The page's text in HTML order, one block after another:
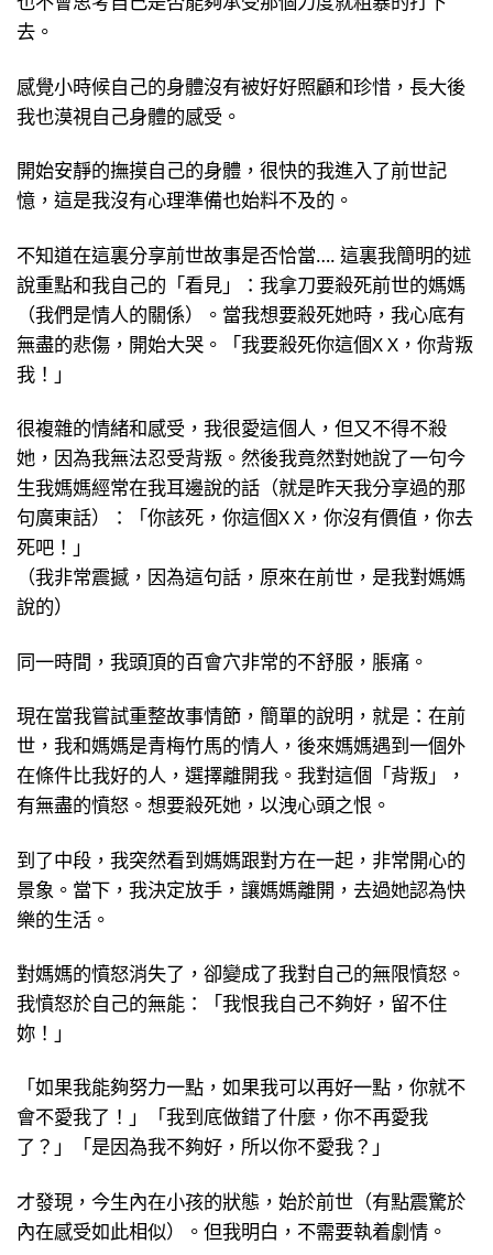
去。
感覺小時候自己的身體沒有被好好照顧和珍惜，長大後
我也漠視自己身體的感受。
開始安靜的撫摸自己的身體，很快的我進入了前世記
憶，這是我沒有心理準備也始料不及的。
不知道在這裏分享前世故事是否恰當…. 這裏我簡明的述
說重點和我自己的「看見」：我拿刀要殺死前世的媽媽
（我們是情人的關係）。當我想要殺死她時，我心底有
無盡的悲傷，開始大哭。「我要殺死你這個X X，你背叛
我！」
很複雜的情緒和感受，我很愛這個人，但又不得不殺
她，因為我無法忍受背叛。然後我竟然對她說了一句今
生我媽媽經常在我耳邊說的話（就是昨天我分享過的那
句廣東話）：「你該死，你這個X X，你沒有價值，你去
死吧！」
（我非常震撼，因為這句話，原來在前世，是我對媽媽
說的）
同一時間，我頭頂的百會穴非常的不舒服，脹痛。
現在當我嘗試重整故事情節，簡單的說明，就是：在前
世，我和媽媽是青梅竹馬的情人，後來媽媽遇到一個外
在條件比我好的人，選擇離開我。我對這個「背叛」，
有無盡的憤怒。想要殺死她，以洩心頭之恨。
到了中段，我突然看到媽媽跟對方在一起，非常開心的
景象。當下，我決定放手，讓媽媽離開，去過她認為快
樂的生活。
對媽媽的憤怒消失了，卻變成了我對自己的無限憤怒。
我憤怒於自己的無能：「我恨我自己不夠好，留不住
妳！」
「如果我能夠努力一點，如果我可以再好一點，你就不
會不愛我了！」「我到底做錯了什麼，你不再愛我
了？」「是因為我不夠好，所以你不愛我？」
才發現，今生內在小孩的狀態，始於前世（有點震驚於
內在感受如此相似）。但我明白，不需要執着劇情。